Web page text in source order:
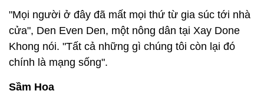
"Mọi người ở đây đã mất mọi thứ từ gia súc tới nhà
cửa", Den Even Den, một nông dân tại Xay Done
Khong nói. "Tất cả những gì chúng tôi còn lại đó
chính là mạng sống".
Sầm Hoa